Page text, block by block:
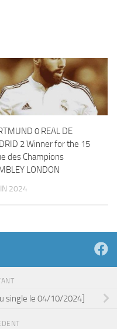
0 REAL DE
2 Winner for the 15
des Champions
LONDON
2024
single le 04/10/2024]